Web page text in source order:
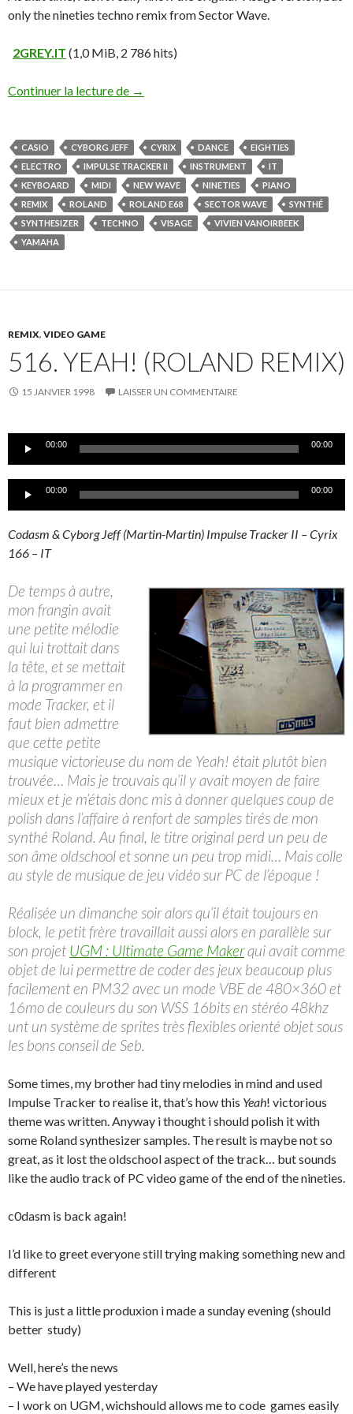
only the nineties techno remix from Sector Wave.
2GREY.IT (1,0 MiB, 2 786 hits)
Continuer la lecture de →
CASIO CYBORG JEFF CYRIX DANCE
EIGHTIES
ELECTRO
IMPULSE TRACKER II INSTRUMENT
IT
KEYBOARD
MIDI NEW WAVE NINETIES
PIANO
REMIX
ROLAND ROLAND E68 SECTOR WAVE
SYNTHÉ
SYNTHESIZER
TECHNO VISAGE
VIVIEN VANOIRBEEK
YAMAHA
REMIX, VIDEO GAME
516. YEAH! (ROLAND REMIX)
15 JANVIER 1998 LAISSER UN COMMENTAIRE
Lecteur00:00 00:00
Lecteur00:00 00:00
Codasm & Cyborg Jeff (Martin-Martin) Impulse Tracker II – Cyrix
166 – IT
De temps à autre,
mon frangin avait
une petite mélodie
qui lui trottait dans
la tête, et se mettait
à la programmer en
mode Tracker, et il
faut bien admettre
que cette petite
musique victorieuse du nom de Yeah! était plutôt bien
trouvée… Mais je trouvais qu’il y avait moyen de faire
mieux et je m’étais donc mis à donner quelques coup de
polish dans l’affaire à renfort de samples tirés de mon
synthé Roland. Au final, le titre original perd un peu de
son âme oldschool et sonne un peu trop midi… Mais colle
au style de musique de jeu vidéo sur PC de l’époque !
Réalisée un dimanche soir alors qu’il était toujours en
block, le petit frère travaillait aussi alors en parallèle sur
son projet UGM : Ultimate Game Makerqui avait comme
objet de lui permettre de coder des jeux beaucoup plus
facilement en PM32 avec un mode VBE de 480×360 et
16mo de couleurs du son WSS 16bits en stéréo 48khz
unt un système de sprites très flexibles orienté objet sous
les bons conseil de Seb.
Some times, my brother had tiny melodies in mind and used
Impulse Tracker to realise it, that’s how this Yeah! victorious
theme was written. Anyway i thought i should polish it with
some Roland synthesizer samples. The result is maybe not so
great, as it lost the oldschool aspect of the track… but sounds
like the audio track of PC video game of the end of the nineties.
c0dasm is back again!
I’d like to greet everyone still trying making something new and
different
This is just a little produxion i made a sunday evening (should
better study)
Well, here’s the news
– We have played yesterday
– I work on UGM, wichshould allows me to code games easily